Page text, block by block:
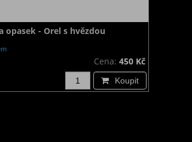
opasek - Orel s hvězdou
Cena: 450 Kč
Koupit